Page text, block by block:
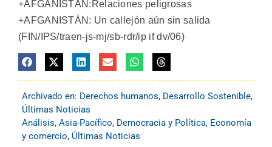
+AFGANISTÁN:Relaciones peligrosas
+AFGANISTÁN: Un callejón aún sin salida
(FIN/IPS/traen-js-mj/sb-rdr/ip if dv/06)
Archivado en: Derechos humanos, Desarrollo Sostenible,
Últimas Noticias
Análisis, Asia-Pacífico, Democracia y Política, Economía
y comercio, Últimas Noticias